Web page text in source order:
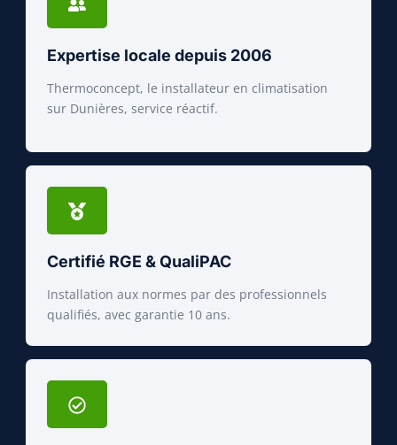
Expertise locale depuis 2006
Thermoconcept, le installateur en climatisation
sur Dunières, service réactif.
Certifié RGE & QualiPAC
Installation aux normes par des professionnels
qualifiés, avec garantie 10 ans.